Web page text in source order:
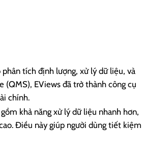
tích định lượng, xử lý dữ liệu, và
EViews đã trở thành công cụ
chính.
khả năng xử lý dữ liệu nhanh hơn,
Điều này giúp người dùng tiết kiệm